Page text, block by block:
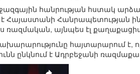
հանրության հստակ
է Հայաստանի Հանրապետության
ռազմական, այնպես էլ
հայտարարում է,
ընկնում է Ադրբեջանի